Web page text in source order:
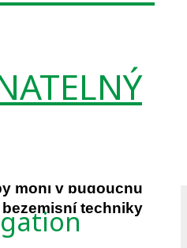
na elektrickou
vyplývajících
města. Firma
v centru
mohl v budoucnu
techniky